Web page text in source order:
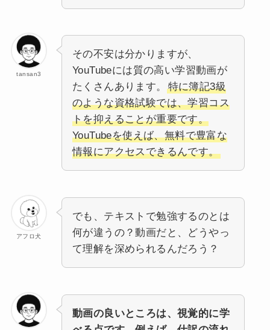
tansan3
その不安は分かりますが、
YouTubeには質の高い学習動画が
たくさんあります。
特に簿記3級
のような資格試験では、学習コス
トを抑えることが重要です。
YouTubeを使えば、無料で豊富な
情報にアクセスできるんです。
アフロ犬
でも、テキストで勉強するのとは
何が違うの？動画だと、どうやっ
て理解を深められるんだろう？
動画の良いところは、視覚的に学